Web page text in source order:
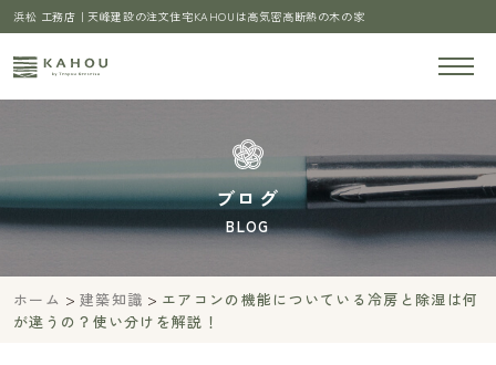
浜松 工務店｜天峰建設の注文住宅KAHOUは高気密高断熱の木の家
ブログ
BLOG
ホーム > 建築知識 > エアコンの機能についている冷房と除湿は何
が違うの？使い分けを解説！